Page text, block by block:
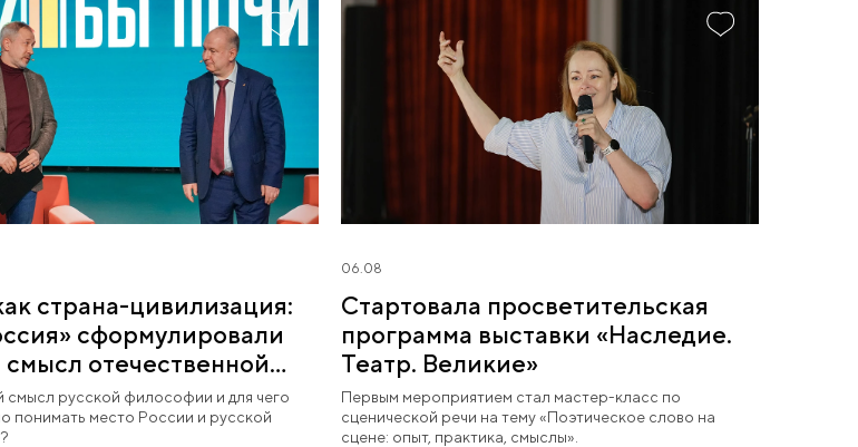
страна-цивилизация:
сформулировали
смысл отечественной
смысл русской философии и для чего
понимать место России и русской
06.08
Стартовала просветительская
программа выставки «Наследие.
Театр. Великие»
Первым мероприятием стал мастер-класс по
сценической речи на тему «Поэтическое слово на
сцене: опыт, практика, смыслы».